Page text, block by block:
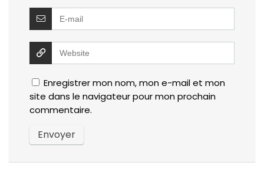
Enregistrer mon nom, mon e-mail et mon
site dans le navigateur pour mon prochain
commentaire.